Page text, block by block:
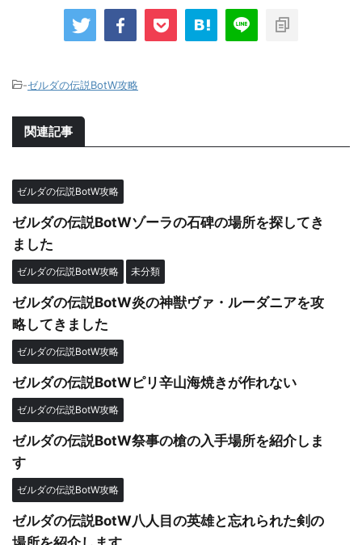
-ゼルダの伝説BotW攻略
関連記事
ゼルダの伝説BotW攻略
ゼルダの伝説BotWゾーラの石碑の場所を探してき
ました
ゼルダの伝説BotW攻略 未分類
ゼルダの伝説BotW炎の神獣ヴァ・ルーダニアを攻
略してきました
ゼルダの伝説BotW攻略
ゼルダの伝説BotWピリ辛山海焼きが作れない
ゼルダの伝説BotW攻略
ゼルダの伝説BotW祭事の槍の入手場所を紹介しま
す
ゼルダの伝説BotW攻略
ゼルダの伝説BotW八人目の英雄と忘れられた剣の